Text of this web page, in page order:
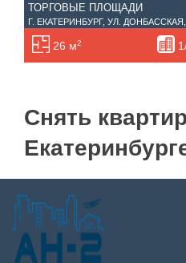
ТОРГОВЫЕ ПЛОЩАДИ
Г. ЕКАТЕРИНБУРГ, УЛ. ДОНБАССКАЯ,
26 м2
Снять